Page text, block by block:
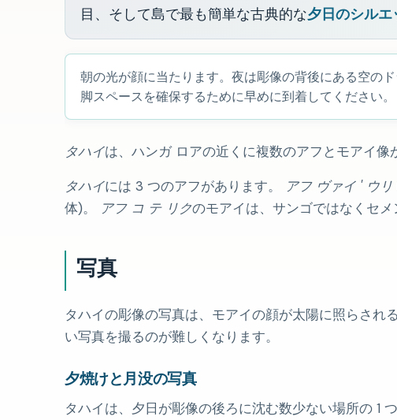
目、そして島で最も簡単な古典的な夕日のシルエ
朝の光が顔に当たります。夜は彫像の背後にある空の
脚スペースを確保するために早めに到着してください。
タハイは、ハンガ ロアの近くに複数のアフとモアイ像
タハイには 3 つのアフがあります。 アフ ヴァイ ' ウリ
体)。
アフ コ テ リクのモアイは、サンゴではなくセ
写真
タハイの彫像の写真は、モアイの顔が太陽に照らされ
い写真を撮るのが難しくなります。
夕焼けと月没の写真
タハイは、夕日が彫像の後ろに沈む数少ない場所の 1 つ